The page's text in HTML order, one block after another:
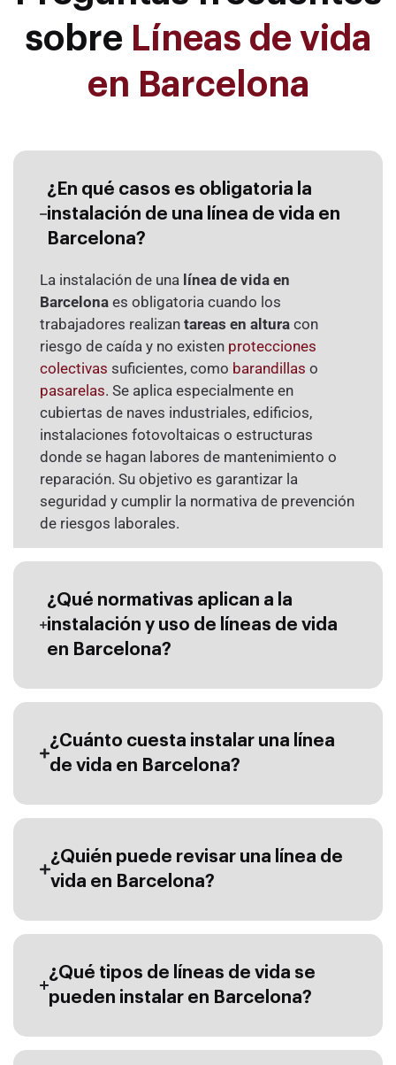
sobre Líneas de vida
en Barcelona
¿En qué casos es obligatoria la
instalación de una línea de vida en
Barcelona?
La instalación de una línea de vida en
Barcelona es obligatoria cuando los
trabajadores realizan tareas en altura con
riesgo de caída y no existen protecciones
colectivas suficientes, como barandillas o
pasarelas. Se aplica especialmente en
cubiertas de naves industriales, edificios,
instalaciones fotovoltaicas o estructuras
donde se hagan labores de mantenimiento o
reparación. Su objetivo es garantizar la
seguridad y cumplir la normativa de prevención
de riesgos laborales.
¿Qué normativas aplican a la
instalación y uso de líneas de vida
en Barcelona?
¿Cuánto cuesta instalar una línea
de vida en Barcelona?
¿Quién puede revisar una línea de
vida en Barcelona?
¿Qué tipos de líneas de vida se
pueden instalar en Barcelona?